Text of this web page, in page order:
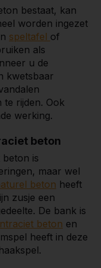
bestaat, kan
worden ingezet
speltafel of
als
u de
kwetsbaar
te rijden. Ook
werking.
beton
is
maar wel
beton heeft
zusje een
De bank is
beton en
heeft in deze